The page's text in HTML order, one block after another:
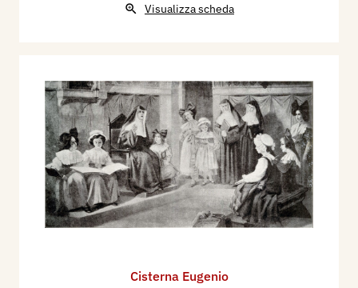
Visualizza scheda
Cisterna Eugenio